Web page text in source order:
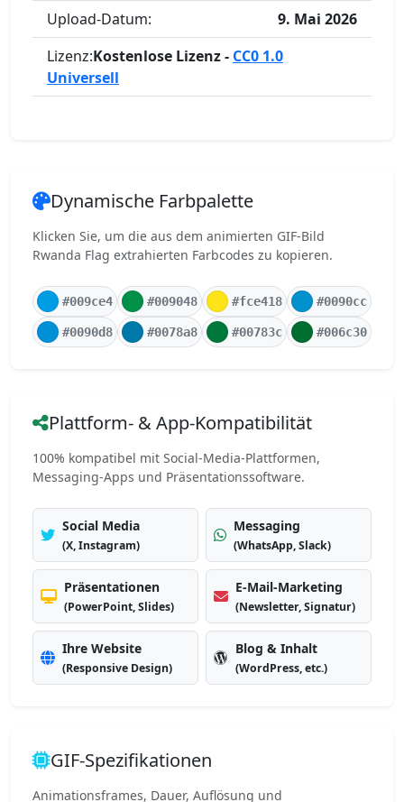
Upload-Datum:
9. Mai 2026
Lizenz:Kostenlose Lizenz - CC0 1.0
Universell
Dynamische Farbpalette
Klicken Sie, um die aus dem animierten GIF-Bild
Rwanda Flag extrahierten Farbcodes zu kopieren.
#009ce4 #009048 #fce418 #0090cc
#0090d8 #0078a8 #00783c #006c30
Plattform- & App-Kompatibilität
100% kompatibel mit Social-Media-Plattformen,
Messaging-Apps und Präsentationssoftware.
Social Media
(X, Instagram)
Messaging
(WhatsApp, Slack)
Präsentationen
(PowerPoint, Slides)
E-Mail-Marketing
(Newsletter, Signatur)
Ihre Website
(Responsive Design)
Blog & Inhalt
(WordPress, etc.)
GIF-Spezifikationen
Animationsframes, Dauer, Auflösung und